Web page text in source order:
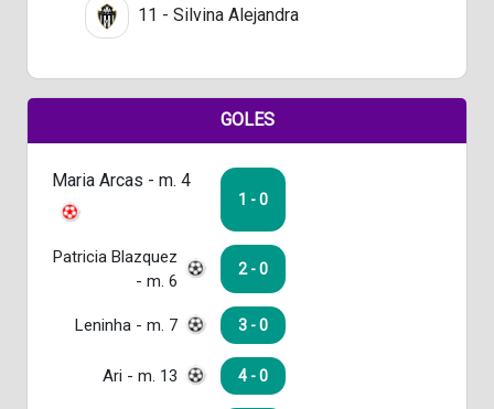
11 - Silvina Alejandra
GOLES
Maria Arcas - m. 4
1 - 0
Patricia Blazquez
- m. 6
2 - 0
Leninha - m. 7 3 - 0
Ari - m. 13 4 - 0